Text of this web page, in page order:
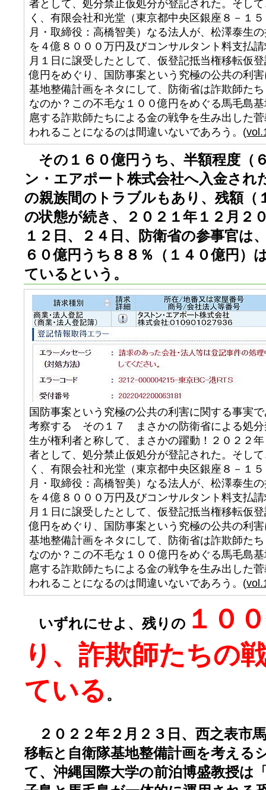
者として、処分禁止仮処分が登記された。そし
く、有限会社和光堂（東京都中央区銀座８－１
月・取締役：高橋智美）なる法人が、松澤泰生
を４億８０００万円及びコンサルタント料支払
月１日に譲受したとして、仮登記抵当権移転仮
億円をめぐり、国防事案という究極の公共の利
基地整備計画をネタにして、防衛省は詐欺師た
なのか？この不毛な１００億円をめぐる馬毛島
扈する詐欺師たちによる金の戦争を生み出した
われることになるのは間違いないであろう。(
その１６０億円うち、半額程度（
ン・エアポート株式会社へ入金され
の親族間のトラブルもあり、残額（
の状態が続き、２０２１年１２月２
１２日、２４日、防衛省の参事官は
６０億円うち８８％（１４０億円）
ているという。
国防事案という究極の公共の利害に関する事実
考察する その１７ まさかの防衛省による処分
生が権利者と称して、まさかの躍動！２０２２
者として、処分禁止仮処分が登記された。そし
く、有限会社和光堂（東京都中央区銀座８－１
月・取締役：高橋智美）なる法人が、松澤泰生
を４億８０００万円及びコンサルタント料支払
月１日に譲受したとして、仮登記抵当権移転仮
億円をめぐり、国防事案という究極の公共の利
基地整備計画をネタにして、防衛省は詐欺師た
なのか？この不毛な１００億円をめぐる馬毛島
扈する詐欺師たちによる金の戦争を生み出した
われることになるのは間違いないであろう。(
いずれにせよ、残りの １０
り、詐欺師たちの
ている 。
２０２２年２月２３日、西之表市
移転と自衛隊基地整備計画を考える
て、沖縄国際大学の前泊博盛教授は